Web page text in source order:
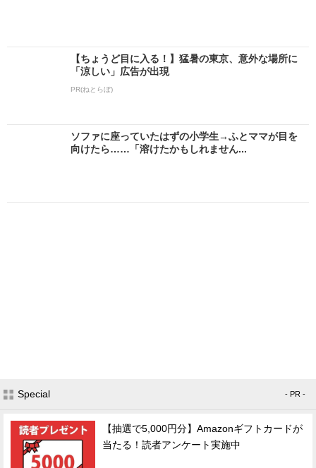
【ちょうど目に入る！】猛暑の東京、意外な場所に
「涼しい」広告が出現
PR(ねとらぼ)
ソファに座っていたはずの小学生→ふとママが目を
向けたら……「溶けたかもしれません...
Special - PR -
【抽選で5,000円分】Amazonギフトカードが
当たる！読者アンケート実施中